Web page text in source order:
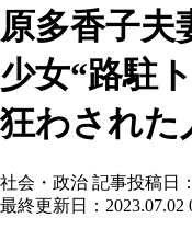
原多香子夫
少女“路駐
狂わされた
社会・政治 記事投稿日
最終更新日：2023.07.02